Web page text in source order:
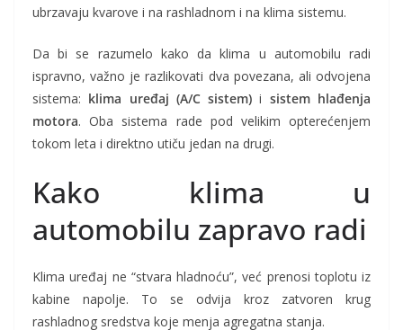
ubrzavaju kvarove i na rashladnom i na klima sistemu.
Da bi se razumelo kako da klima u automobilu radi
ispravno, važno je razlikovati dva povezana, ali odvojena
sistema: klima uređaj (A/C sistem) i sistem hlađenja
motora. Oba sistema rade pod velikim opterećenjem
tokom leta i direktno utiču jedan na drugi.
Kako klima u
automobilu zapravo radi
Klima uređaj ne “stvara hladnoću”, već prenosi toplotu iz
kabine napolje. To se odvija kroz zatvoren krug
rashladnog sredstva koje menja agregatna stanja.